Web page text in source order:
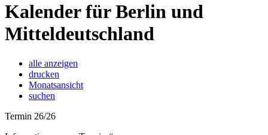
Kalender für Berlin und
Mitteldeutschland
alle anzeigen
drucken
Monatsansicht
suchen
Termin 26/26